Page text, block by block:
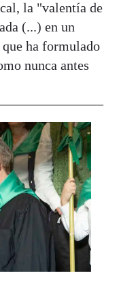
la "valentía de
(...) en un
ha formulado
nunca antes